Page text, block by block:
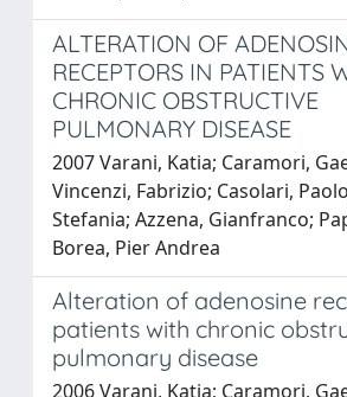
ALTERATION OF
RECEPTORS IN PATIENTS
CHRONIC OBSTRUCTIVE
PULMONARY DISEASE
2007 Varani, Katia; Caramori,
Vincenzi, Fabrizio; Casolari,
Stefania; Azzena, Gianfranco;
Borea, Pier Andrea
Alteration of adenosine
patients with chronic
pulmonary disease
2006 Varani, Katia; Caramori,